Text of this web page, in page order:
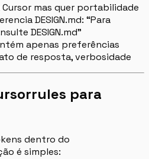
mas quer portabilidade
DESIGN.md: “Para
DESIGN.md”
apenas preferências
de resposta, verbosidade
para
dentro do
é simples: